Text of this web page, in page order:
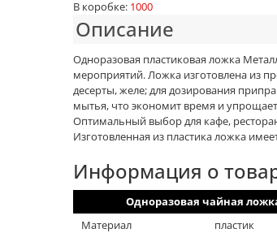
В коробке: 1000
Описание
Одноразовая пластиковая ложка
мероприятий. Ложка изготовлена из
десерты, желе; для дозирования
мытья, что экономит время и
Оптимальный выбор для кафе,
Изготовленная из пластика ложка
Информация о
Одноразовая чайная
Материал
пластик